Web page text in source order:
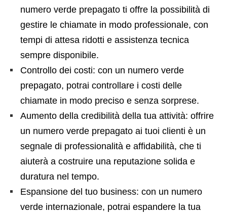
numero verde prepagato ti offre la possibilità di
gestire le chiamate in modo professionale, con
tempi di attesa ridotti e assistenza tecnica
sempre disponibile.
Controllo dei costi: con un numero verde
prepagato, potrai controllare i costi delle
chiamate in modo preciso e senza sorprese.
Aumento della credibilità della tua attività: offrire
un numero verde prepagato ai tuoi clienti è un
segnale di professionalità e affidabilità, che ti
aiuterà a costruire una reputazione solida e
duratura nel tempo.
Espansione del tuo business: con un numero
verde internazionale, potrai espandere la tua